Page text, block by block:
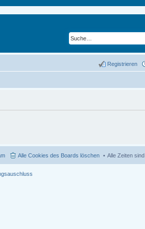
Registrieren
Alle Zeiten sind
Alle Cookies des Boards löschen